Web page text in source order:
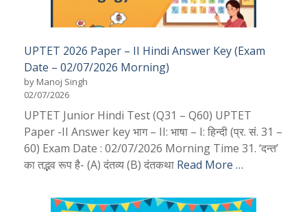
UPTET 2026 Paper – II Hindi Answer Key (Exam
Date – 02/07/2026 Morning)
by Manoj Singh
02/07/2026
UPTET Junior Hindi Test (Q31 – Q60) UPTET
Paper -II Answer key भाग – II: भाषा – I: हिन्दी (प्र. सं. 31 –
60) Exam Date : 02/07/2026 Morning Time 31. ‘दन्त’
का तद्भव रूप है- (A) दंतव्य (B) दंतकथा Read More …